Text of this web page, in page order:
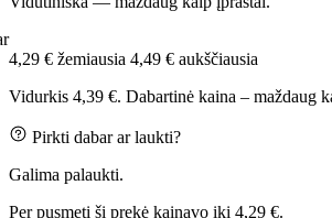
4,29 € žemiausia 4,49 € aukščiausia
Vidurkis 4,39 €. Dabartinė kaina – maždaug
Pirkti dabar ar laukti?
Galima palaukti.
Per pusmetį ši prekė kainavo iki 4,29 €.